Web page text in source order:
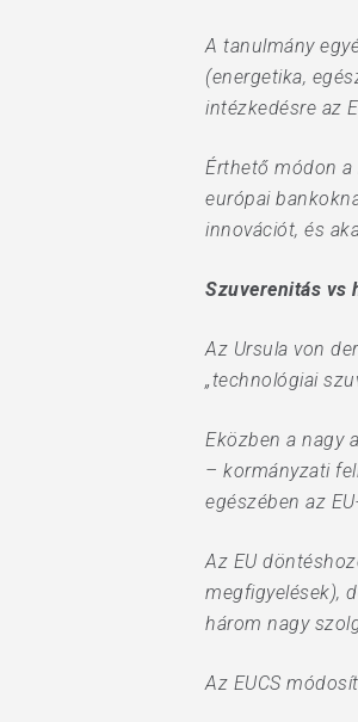
A tanulmány
(energetika,
intézkedésre az
Érthető módon a
európai
innovációt, és
Szuverenitás vs
Az Ursula von
„technológiai
Eközben a nagy
– kormányzati
egészében az
Az EU
megfigyelések),
három nagy
Az EUCS